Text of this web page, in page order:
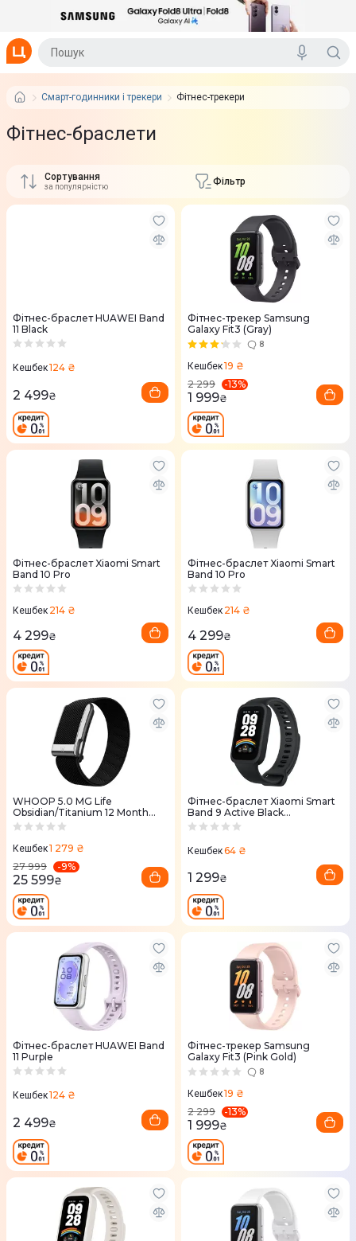
Смарт-годинники і трекери Фітнес-трекери
Фітнес-браслети
Сортування
за популярністю Фільтр
Фітнес-браслет HUAWEI Band
11 Black
Кешбек124 ₴
2 499₴
Фітнес-трекер Samsung
Galaxy Fit3 (Gray)
8
Кешбек19 ₴
2 299
-13%
1 999₴
Фітнес-браслет Xiaomi Smart
Band 10 Pro
Кешбек 214 ₴
4 299₴
Фітнес-браслет Xiaomi Smart
Band 10 Pro
Кешбек 214 ₴
4 299₴
WHOOP 5.0 MG Life
Obsidian/Titanium 12 Month
Membership
Кешбек1 279 ₴
27 999
-9%
25 599₴
Фітнес-браслет Xiaomi Smart
Band 9 Active Black
(BHR9444GL)
Кешбек64 ₴
1 299₴
Фітнес-браслет HUAWEI Band
11 Purple
Кешбек124 ₴
2 499₴
Фітнес-трекер Samsung
Galaxy Fit3 (Pink Gold)
8
Кешбек19 ₴
2 299
-13%
1 999₴